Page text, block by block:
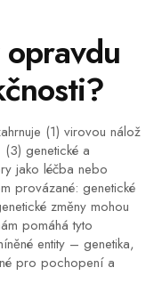
(1) virovou nálož
genetické a
jako léčba nebo
provázané: genetické
změny mohou
pomáhá tyto
entity – genetika,
pro pochopení a